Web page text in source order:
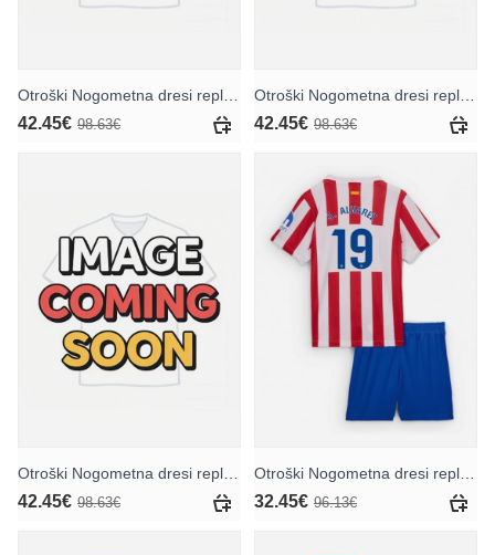
42.45€ 98.63€ 42.45€ 98.63€
Otroški Nogometna dresi replika Atletico Madrid Jan Oblak #13 Vratar Tretji 2025-26 Dolgi rokav (+ hlače)
42.45€ 98.63€
Otroški Nogometna dresi replika Atletico Madrid Julian Alvarez #19 Domači 2025-26 Kratek rokav (+ hlače)
32.45€ 96.13€